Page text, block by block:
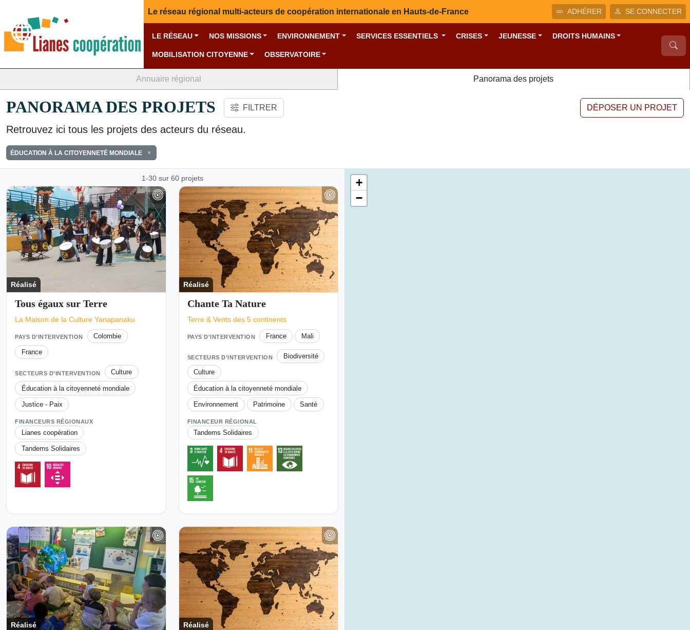
Le réseau régional multi-acteurs de coopération internationale en Hauts-de-France ADHÉRER SE CONNECTER
LE RÉSEAU NOS MISSIONS ENVIRONNEMENT SERVICES ESSENTIELS CRISES JEUNESSE DROITS HUMAINS
MOBILISATION CITOYENNE OBSERVATOIRE
Annuaire régional Panorama des projets
PANORAMA DES PROJETS FILTRER DÉPOSER UN PROJET
Retrouvez ici tous les projets des acteurs du réseau.
ÉDUCATION À LA CITOYENNETÉ MONDIALE
1-30 sur 60 projets
Réalisé
Tous égaux sur Terre
La Maison de la Culture Yanapanaku
PAYS D’INTERVENTION Colombie
France
SECTEURS D’INTERVENTION Culture
Éducation à la citoyenneté mondiale
Justice - Paix
FINANCEURS RÉGIONAUX
Lianes coopération
Tandems Solidaires
Réalisé
Chante Ta Nature
Terre & Vents des 5 continents
PAYS D’INTERVENTION France Mali
SECTEURS D’INTERVENTION Biodiversité
Culture
Éducation à la citoyenneté mondiale
Environnement Patrimoine Santé
FINANCEUR RÉGIONAL
Tandems Solidaires
Réalisé Réalisé
+
−